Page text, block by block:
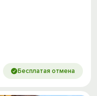
Бесплатая отмена